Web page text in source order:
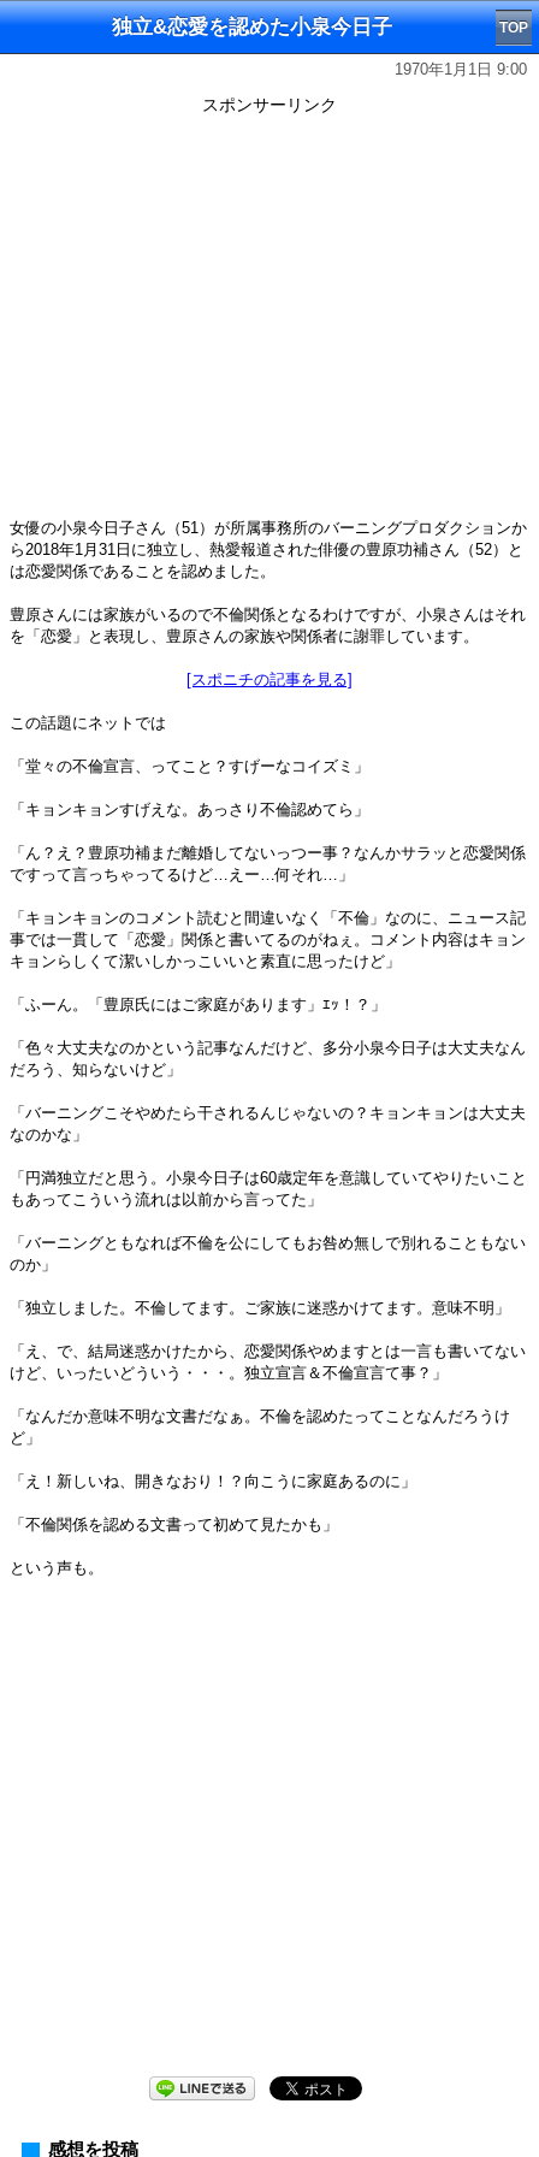
独立&恋愛を認めた小泉今日子 TOP
1970年1月1日 9:00
スポンサーリンク
女優の小泉今日子さん（51）が所属事務所のバーニングプロダクションか
ら2018年1月31日に独立し、熱愛報道された俳優の豊原功補さん（52）と
は恋愛関係であることを認めました。
豊原さんには家族がいるので不倫関係となるわけですが、小泉さんはそれ
を「恋愛」と表現し、豊原さんの家族や関係者に謝罪しています。
[スポニチの記事を見る]
この話題にネットでは
「堂々の不倫宣言、ってこと？すげーなコイズミ」
「キョンキョンすげえな。あっさり不倫認めてら」
「ん？え？豊原功補まだ離婚してないっつー事？なんかサラッと恋愛関係
ですって言っちゃってるけど…えー…何それ…」
「キョンキョンのコメント読むと間違いなく「不倫」なのに、ニュース記
事では一貫して「恋愛」関係と書いてるのがねぇ。コメント内容はキョン
キョンらしくて潔いしかっこいいと素直に思ったけど」
「ふーん。「豊原氏にはご家庭があります」ｴｯ！？」
「色々大丈夫なのかという記事なんだけど、多分小泉今日子は大丈夫なん
だろう、知らないけど」
「バーニングこそやめたら干されるんじゃないの？キョンキョンは大丈夫
なのかな」
「円満独立だと思う。小泉今日子は60歳定年を意識していてやりたいこと
もあってこういう流れは以前から言ってた」
「バーニングともなれば不倫を公にしてもお咎め無しで別れることもない
のか」
「独立しました。不倫してます。ご家族に迷惑かけてます。意味不明」
「え、で、結局迷惑かけたから、恋愛関係やめますとは一言も書いてない
けど、いったいどういう・・・。独立宣言＆不倫宣言て事？」
「なんだか意味不明な文書だなぁ。不倫を認めたってことなんだろうけ
ど」
「え！新しいね、開きなおり！？向こうに家庭あるのに」
「不倫関係を認める文書って初めて見たかも」
という声も。
感想を投稿